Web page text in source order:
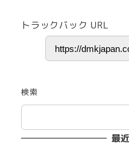
トラックバック URL
検索
最